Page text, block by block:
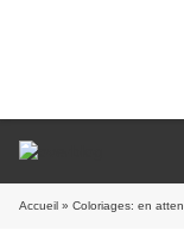
Accueil » Coloriages: en